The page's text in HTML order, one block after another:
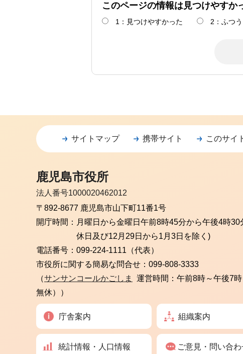
このページの情報は見つけやすか
1：見つけやすかった 2：ふつう
サイトマップ 携帯サイト このサイ
鹿児島市役所
法人番号1000020462012
〒892-8677 鹿児島市山下町11番1号
開庁時間： 月曜日から金曜日 午前8時45分から午後4時30
休日及び12月29日から1月3日を除く)
電話番号： 099-224-1111（代表）
市役所に関する簡易な問合せ： 099-808-3333
（サンサンコールかごしま
運営時間：午前8時～午後7時
無休））
庁舎案内 組織案内
統計情報・人口情報 ご意見・問い合